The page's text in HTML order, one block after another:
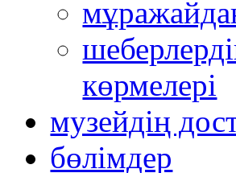
көрмелері
музейдің
бөлімдер